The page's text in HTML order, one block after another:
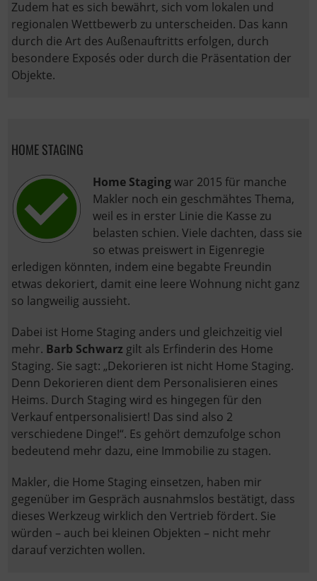
Zudem hat es sich bewährt, sich vom lokalen und
regionalen Wettbewerb zu unterscheiden. Das kann
durch die Art des Außenauftritts erfolgen, durch
besondere Exposés oder durch die Präsentation der
Objekte.
HOME STAGING
Home Stagingwar 2015 für manche
Makler noch ein geschmähtes Thema,
weil es in erster Linie die Kasse zu
belasten schien. Viele dachten, dass sie
so etwas preiswert in Eigenregie
erledigen könnten, indem eine begabte Freundin
etwas dekoriert, damit eine leere Wohnung nicht ganz
so langweilig aussieht.
Dabei ist Home Staging anders und gleichzeitig viel
mehr. Barb Schwarz gilt als Erfinderin des Home
Staging. Sie sagt: „Dekorieren ist nicht Home Staging.
Denn Dekorieren dient dem Personalisieren eines
Heims. Durch Staging wird es hingegen für den
Verkauf entpersonalisiert! Das sind also 2
verschiedene Dinge!“. Es gehört demzufolge schon
bedeutend mehr dazu, eine Immobilie zu stagen.
Makler, die Home Staging einsetzen, haben mir
gegenüber im Gespräch ausnahmslos bestätigt, dass
dieses Werkzeug wirklich den Vertrieb fördert. Sie
würden – auch bei kleinen Objekten – nicht mehr
darauf verzichten wollen.